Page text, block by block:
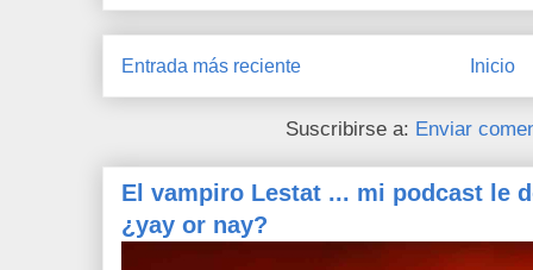
Entrada más reciente Inicio
Suscribirse a: Enviar
El vampiro Lestat ... mi podcast le
¿yay or nay?